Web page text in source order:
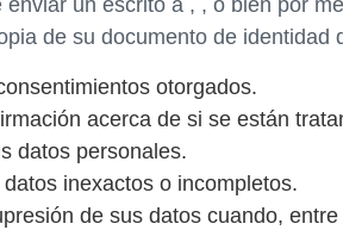
enviar un escrito a , , o bien por
de su documento de identidad
otorgados.
acerca de si se están
datos personales.
inexactos o incompletos.
de sus datos cuando,